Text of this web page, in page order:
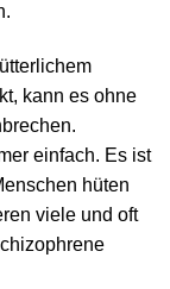
kann es ohne
einfach. Es ist
hüten
viele und oft